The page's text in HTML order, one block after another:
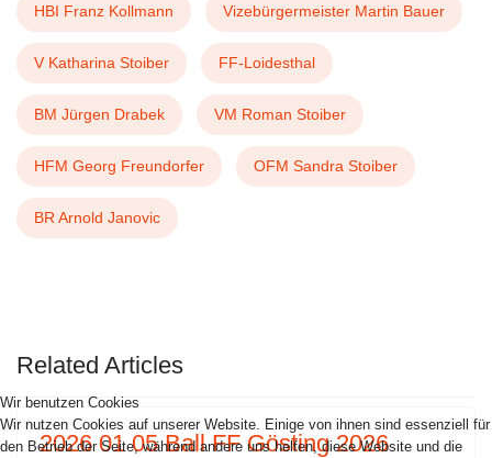
HBI Franz Kollmann Vizebürgermeister Martin Bauer
V Katharina Stoiber FF-Loidesthal
BM Jürgen Drabek VM Roman Stoiber
HFM Georg Freundorfer OFM Sandra Stoiber
BR Arnold Janovic
Related Articles
2026 01 05 Ball FF Gösting 2026
Wir benutzen Cookies
Wir nutzen Cookies auf unserer Website. Einige von ihnen sind essenziell für
den Betrieb der Seite, während andere uns helfen, diese Website und die